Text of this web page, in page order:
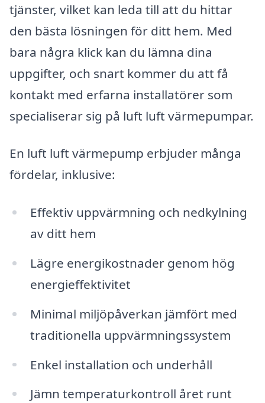
tjänster, vilket kan leda till att du hittar
den bästa lösningen för ditt hem. Med
bara några klick kan du lämna dina
uppgifter, och snart kommer du att få
kontakt med erfarna installatörer som
specialiserar sig på luft luft värmepumpar.
En luft luft värmepump erbjuder många
fördelar, inklusive:
Effektiv uppvärmning och nedkylning
av ditt hem
Lägre energikostnader genom hög
energieffektivitet
Minimal miljöpåverkan jämfört med
traditionella uppvärmningssystem
Enkel installation och underhåll
Jämn temperaturkontroll året runt